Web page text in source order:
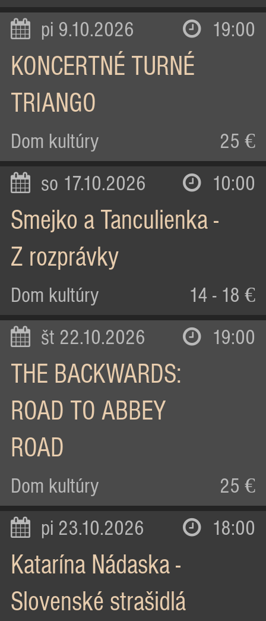
pi 9.10.2026 19:00
KONCERTNÉ TURNÉ
TRIANGO
Dom kultúry 25 €
so 17.10.2026 10:00
Smejko a Tanculienka -
Z rozprávky
Dom kultúry 14 - 18 €
št 22.10.2026 19:00
THE BACKWARDS:
ROAD TO ABBEY
ROAD
Dom kultúry 25 €
pi 23.10.2026 18:00
Katarína Nádaska -
Slovenské strašidlá